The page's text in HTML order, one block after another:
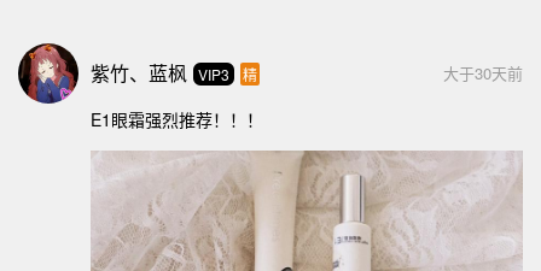
紫竹、蓝枫 VIP3 精 大于30天前
E1眼霜强烈推荐！！！